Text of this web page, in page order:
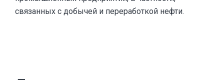
связанных с добычей и переработкой нефти.